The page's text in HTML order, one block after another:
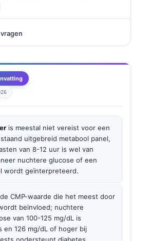
is meestal niet vereist voor een
uitgebreid metabool panel,
van 8-12 uur is wel van
nuchtere glucose of een
wordt geïnterpreteerd.
CMP-waarde die het meest door
beïnvloed; nuchtere
van 100-125 mg/dL is
en 126 mg/dL of hoger bij